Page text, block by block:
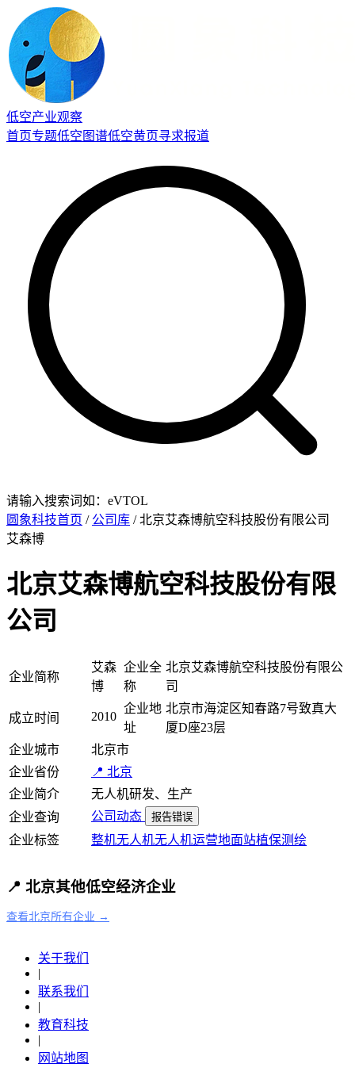
低空产业观察
首页专题低空图谱低空黄页寻求报道
请输入搜索词如：eVTOL
圆象科技首页 / 公司库 / 北京艾森博航空科技股份有限公司
艾森博
北京艾森博航空科技股份有限
公司
企业简称
艾森
博
企业全
称
北京艾森博航空科技股份有限公
司
成立时间 2010
企业地
址
北京市海淀区知春路7号致真大
厦D座23层
企业城市
北京市
企业省份
📍 北京
企业简介
无人机研发、生产
企业查询
公司动态 报告错误
企业标签 整机无人机无人机运营地面站植保测绘
📍 北京其他低空经济企业
查看北京所有企业 →
关于我们
|
联系我们
|
教育科技
|
网站地图